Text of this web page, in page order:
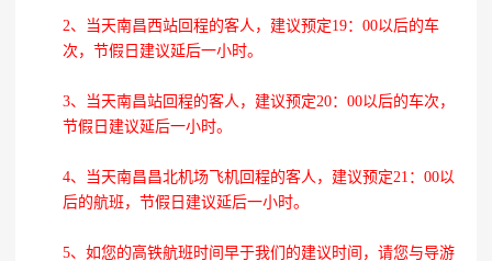
2、当天南昌西站回程的客人，建议预定19：00以后的车
次，节假日建议延后一小时。
3、当天南昌站回程的客人，建议预定20：00以后的车次，
节假日建议延后一小时。
4、当天南昌昌北机场飞机回程的客人，建议预定21：00以
后的航班，节假日建议延后一小时。
5、如您的高铁航班时间早于我们的建议时间，请您与导游